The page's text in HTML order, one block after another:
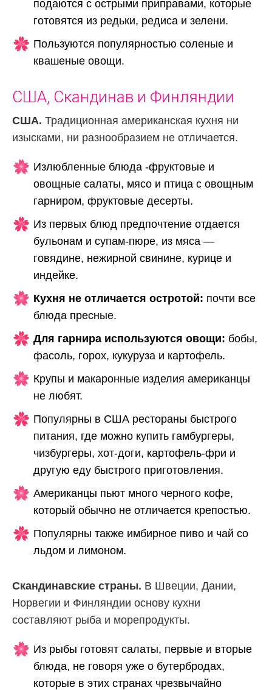
подаются с острыми приправами, которые
готовятся из редьки, редиса и зелени.
Пользуются популярностью соленые и
квашеные овощи.
США, Скандинав и Финляндии
США. Традиционная американская кухня ни
изысками, ни разнообразием не отличается.
Излюбленные блюда -фруктовые и
овощные салаты, мясо и птица с овощным
гарниром, фруктовые десерты.
Из первых блюд предпочтение отдается
бульонам и супам-пюре, из мяса —
говядине, нежирной свинине, курице и
индейке.
Кухня не отличается остротой: почти все
блюда пресные.
Для гарнира используются овощи: бобы,
фасоль, горох, кукуруза и картофель.
Крупы и макаронные изделия американцы
не любят.
Популярны в США рестораны быстрого
питания, где можно купить гамбургеры,
чизбургеры, хот-доги, картофель-фри и
другую еду быстрого приготовления.
Американцы пьют много черного кофе,
который обычно не отличается крепостью.
Популярны также имбирное пиво и чай со
льдом и лимоном.
Скандинавские страны. В Швеции, Дании,
Норвегии и Финляндии основу кухни
составляют рыба и морепродукты.
Из рыбы готовят салаты, первые и вторые
блюда, не говоря уже о бутербродах,
которые в этих странах чрезвычайно